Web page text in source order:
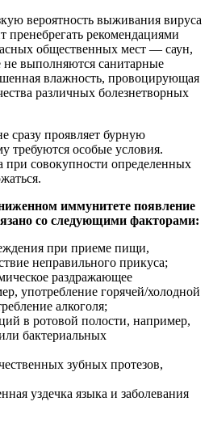
вероятность выживания вируса
пренебрегать рекомендациями
общественных мест — саун,
не выполняются санитарные
влажность, провоцирующая
различных болезнетворных
сразу проявляет бурную
требуются особые условия.
при совокупности определенных
иммунитете появление
со следующими факторами:
при приеме пищи,
неправильного прикуса;
раздражающее
употребление горячей/холодной
алкоголя;
в ротовой полости, например,
бактериальных
зубных протезов,
уздечка языка и заболевания